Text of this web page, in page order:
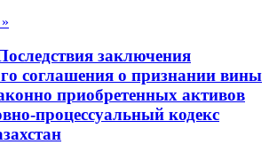
заключения
соглашения о признании вины
приобретенных активов
процессуальный кодекс